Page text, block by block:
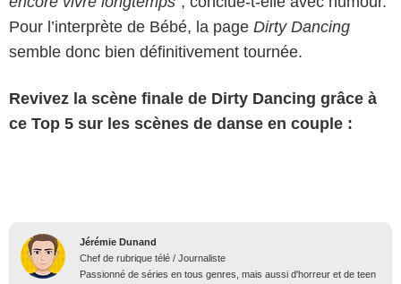
Pour l’interprète de Bébé, la page Dirty Dancing
semble donc bien définitivement tournée.
Revivez la scène finale de Dirty Dancing grâce à
ce Top 5 sur les scènes de danse en couple :
Danse avec les stars ! Top 5 des scènes de danse en
couple.
Jérémie Dunand
Chef de rubrique télé / Journaliste
Passionné de séries en tous genres, mais aussi d'horreur et de teen